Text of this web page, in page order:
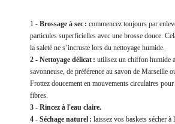
1 - Brossage à sec : commencez toujours par
particules superficielles avec une brosse douce.
la saleté ne s’incruste lors du nettoyage humide.
2 - Nettoyage délicat : utilisez un chiffon humide
savonneuse, de préférence au savon de Marseille
Frottez doucement en mouvements circulaires
fibres.
3 - Rincez à l'eau claire.
4 - Séchage naturel : laissez vos baskets sécher